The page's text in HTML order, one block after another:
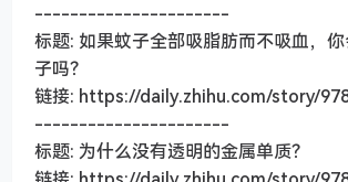
----------------------
标题: 如果蚊子全部吸脂肪而不吸血，
子吗？
链接: https://daily.zhihu.com/story/
----------------------
标题: 为什么没有透明的金属单质？